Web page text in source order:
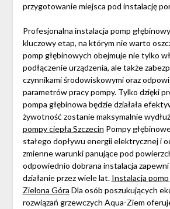
przygotowanie miejsca pod instalację
Profesjonalna instalacja pomp
kluczowy etap, na którym nie warto
pomp głębinowych obejmuje nie tylko
podłączenie urządzenia, ale także
czynnikami środowiskowymi oraz
parametrów pracy pompy. Tylko dzięki
pompa głębinowa będzie działała
żywotność zostanie maksymalnie
pompy ciepła Szczecin Pompy
stałego dopływu energii elektrycznej i
zmienne warunki panujące pod
odpowiednio dobrana instalacja
działanie przez wiele lat. Instalacja
Zielona Góra Dla osób poszukujących
rozwiązań grzewczych Aqua-Ziem